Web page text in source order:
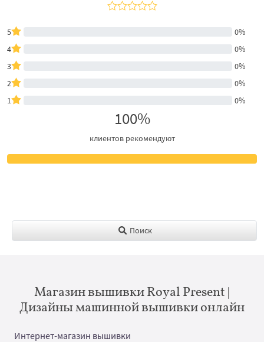
5
0%
4
0%
3
0%
2
0%
1
0%
100%
клиентов рекомендуют
Поиск
Магазин вышивки Royal Present |
Дизайны машинной вышивки онлайн
Интернет-магазин вышивки